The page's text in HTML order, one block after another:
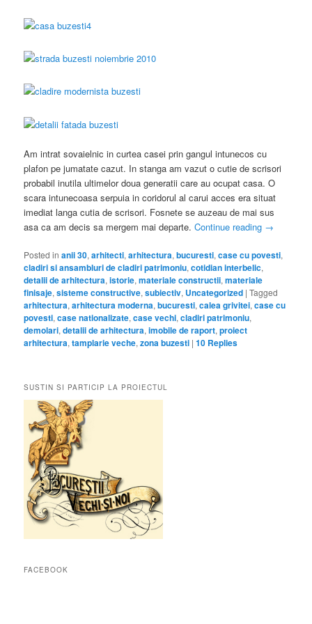
Am intrat sovaielnic in curtea casei prin gangul intunecos cu
plafon pe jumatate cazut. In stanga am vazut o cutie de scrisori
probabil inutila ultimelor doua generatii care au ocupat casa. O
scara intunecoasa serpuia in coridorul al carui acces era situat
imediat langa cutia de scrisori. Fosnete se auzeau de mai sus
asa ca am decis sa mergem mai departe.Continue reading →
Posted in anii 30,arhitecti,arhitectura,bucuresti,case cu povesti,
cladiri si ansambluri de cladiri patrimoniu,cotidian interbelic,
detalii de arhitectura,istorie,materiale constructii,materiale
finisaje,sisteme constructive,subiectiv, Uncategorized |Tagged
arhitectura,arhitectura moderna,bucuresti,calea grivitei,case cu
povesti,case nationalizate,case vechi,cladiri patrimoniu,
demolari,detalii de arhitectura,imobile de raport,proiect
arhitectura,tamplarie veche,zona buzesti |10 Replies
SUSTIN SI PARTICIP LA PROIECTUL
FACEBOOK